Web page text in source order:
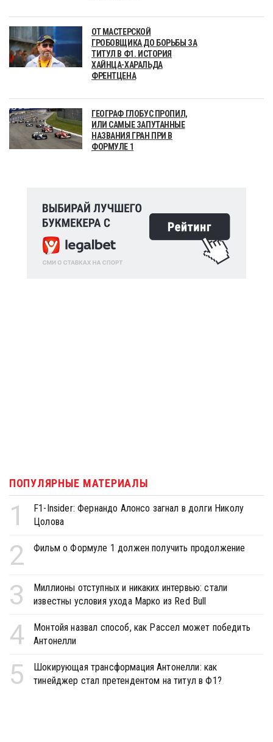
ОТ МАСТЕРСКОЙ
ГРОБОВЩИКА ДО БОРЬБЫ ЗА
ТИТУЛ В Ф1. ИСТОРИЯ
ХАЙНЦА-ХАРАЛЬДА
ФРЕНТЦЕНА
ГЕОГРАФ ГЛОБУС ПРОПИЛ,
ИЛИ САМЫЕ ЗАПУТАННЫЕ
НАЗВАНИЯ ГРАН ПРИ В
ФОРМУЛЕ 1
ПОПУЛЯРНЫЕ МАТЕРИАЛЫ
1
F1-Insider: Фернандо Алонсо загнал в долги Николу
Цолова
2 Фильм о Формуле 1 должен получить продолжение
3
Миллионы отступных и никаких интервью: стали
известны условия ухода Марко из Red Bull
4
Монтойя назвал способ, как Рассел может победить
Антонелли
5
Шокирующая трансформация Антонелли: как
тинейджер стал претендентом на титул в Ф1?